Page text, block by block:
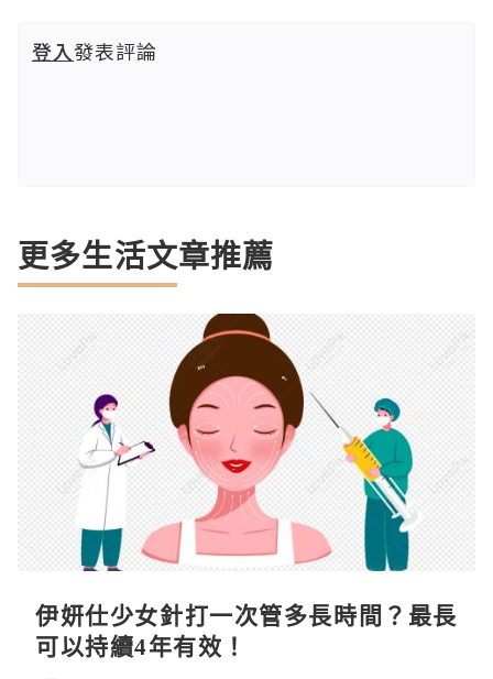
登入發表評論
更多生活文章推薦
伊妍仕少女針打一次管多長時間？最長
可以持續4年有效！